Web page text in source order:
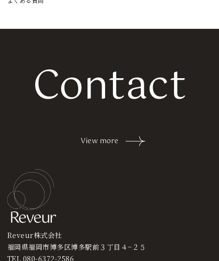
Contact
View more
Reveur株式会社
福岡県福岡市博多区博多駅前３丁目４−２５
TEL 080-6372-2586